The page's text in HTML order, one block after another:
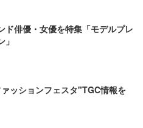
ド俳優・女優を特集「モデルプレ
ッションフェスタ"TGC情報を